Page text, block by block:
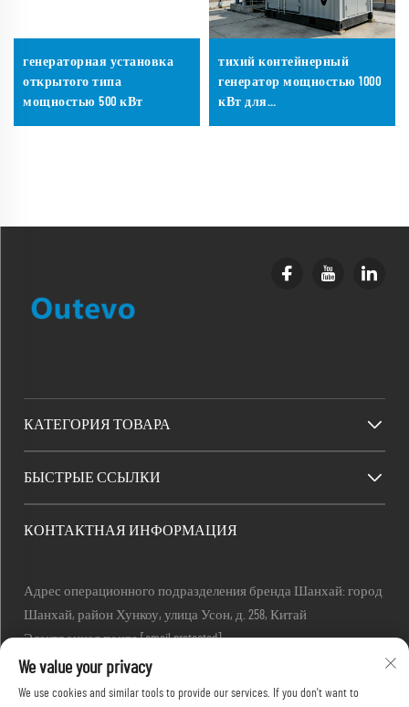
генераторная установка
открытого типа
мощностью 500 кВт
тихий контейнерный
генератор мощностью 1000
кВт для
КАТЕГОРИЯ ТОВАРА
БЫСТРЫЕ ССЫЛКИ
КОНТАКТНАЯ ИНФОРМАЦИЯ
Адрес операционного подразделения бренда Шанхай: город
Шанхай, район Хункоу, улица Усон, д. 258, Китай
Электронная почта:[email protected]
Тел.:+86-13280087620
Тел.:
+86-13280035385
We value your privacy
We use cookies and similar tools to provide our services. If you don't want to